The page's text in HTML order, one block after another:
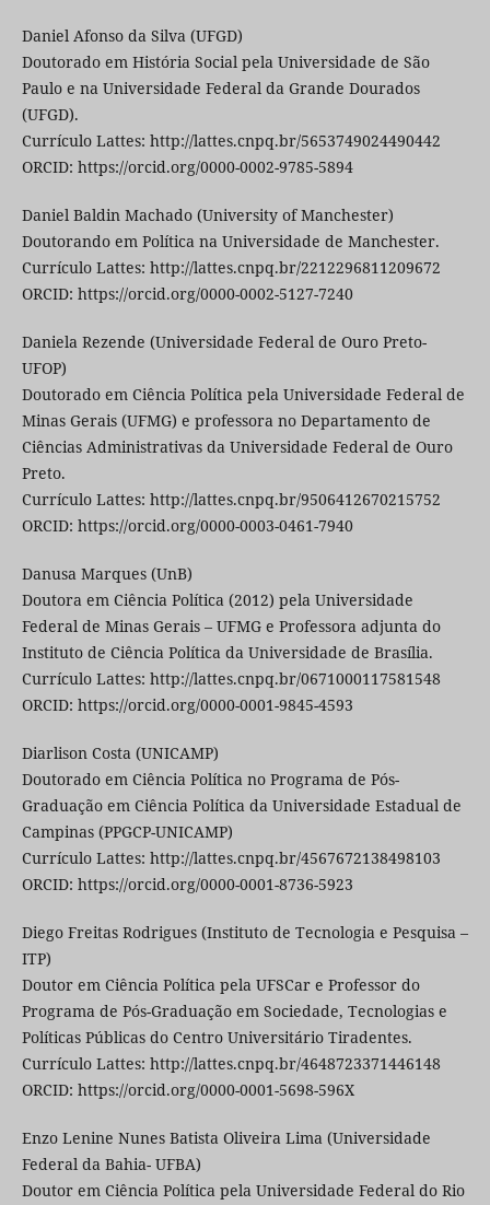
Daniel Afonso da Silva (UFGD)
Doutorado em História Social pela Universidade de São
Paulo e na Universidade Federal da Grande Dourados
(UFGD).
Currículo Lattes: http://lattes.cnpq.br/5653749024490442
ORCID: https://orcid.org/0000-0002-9785-5894
Daniel Baldin Machado (University of Manchester)
Doutorando em Política na Universidade de Manchester.
Currículo Lattes: http://lattes.cnpq.br/2212296811209672
ORCID: https://orcid.org/0000-0002-5127-7240
Daniela Rezende (Universidade Federal de Ouro Preto-
UFOP)
Doutorado em Ciência Política pela Universidade Federal de
Minas Gerais (UFMG) e professora no Departamento de
Ciências Administrativas da Universidade Federal de Ouro
Preto.
Currículo Lattes: http://lattes.cnpq.br/9506412670215752
ORCID: https://orcid.org/0000-0003-0461-7940
Danusa Marques (UnB)
Doutora em Ciência Política (2012) pela Universidade
Federal de Minas Gerais – UFMG e Professora adjunta do
Instituto de Ciência Política da Universidade de Brasília.
Currículo Lattes: http://lattes.cnpq.br/0671000117581548
ORCID: https://orcid.org/0000-0001-9845-4593
Diarlison Costa (UNICAMP)
Doutorado em Ciência Política no Programa de Pós-
Graduação em Ciência Política da Universidade Estadual de
Campinas (PPGCP-UNICAMP)
Currículo Lattes: http://lattes.cnpq.br/4567672138498103
ORCID: https://orcid.org/0000-0001-8736-5923
Diego Freitas Rodrigues (Instituto de Tecnologia e Pesquisa –
ITP)
Doutor em Ciência Política pela UFSCar e Professor do
Programa de Pós-Graduação em Sociedade, Tecnologias e
Políticas Públicas do Centro Universitário Tiradentes.
Currículo Lattes: http://lattes.cnpq.br/4648723371446148
ORCID: https://orcid.org/0000-0001-5698-596X
Enzo Lenine Nunes Batista Oliveira Lima (Universidade
Federal da Bahia- UFBA)
Doutor em Ciência Política pela Universidade Federal do Rio